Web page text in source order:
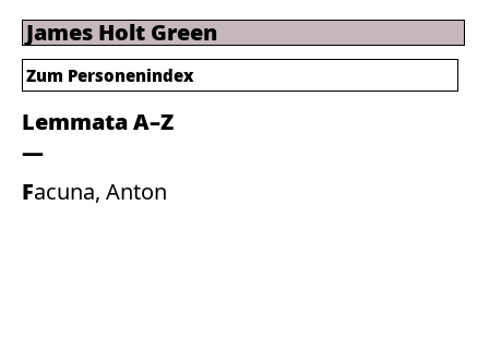
James Holt Green
Lemmata A–Z
Facuna, Anton
Zum Personenindex